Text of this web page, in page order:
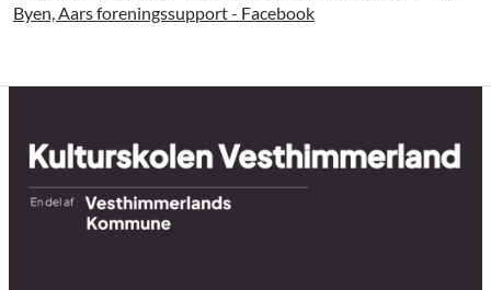
Byen, Aars foreningssupport - Facebook